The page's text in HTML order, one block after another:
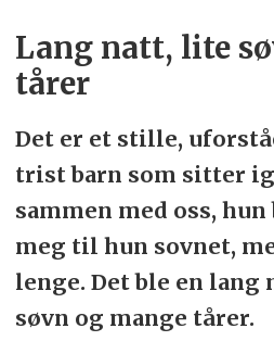
Lang natt, lite
tårer
Det er et stille,
trist barn som sitter
sammen med oss,
meg til hun sovnet,
lenge. Det ble en lang
søvn og mange tårer.